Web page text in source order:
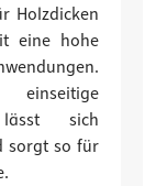
Holzdicken
eine hohe
sich
sorgt so für